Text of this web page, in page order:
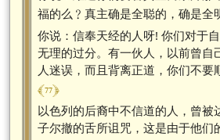
福的么﹖真主确是全聪的，确是全
你说：信奉天经的人呀! 你们对于
无理的过分。有一伙人，以前曾自
人迷误，而且背离正道，你们不要
﴾ 77 ﴿
以色列的后裔中不信道的人，曾被
子尔撤的舌所诅咒，这是由于他们